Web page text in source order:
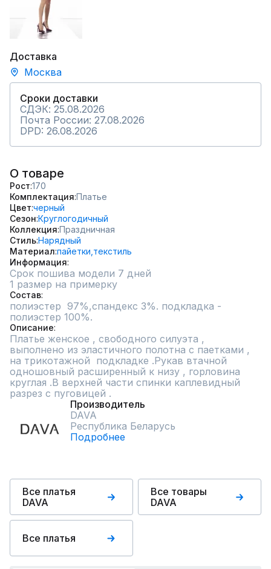
Доставка
Москва
Сроки доставки
СДЭК: 25.08.2026
Почта России: 27.08.2026
DPD: 26.08.2026
О товаре
Рост 170
Комплектация Платье
Цвет черный
Сезон Круглогодичный
Коллекция Праздничная
СтильНарядный
Материал пайетки, текстиль
Информация
Срок пошива модели 7 дней
1 размер на примерку
Состав
полиэстер  97%,спандекс 3%. подкладка -
полиэстер 100%.
Описание
Платье женское , свободного силуэта ,
выполнено из эластичного полотна с паетками ,
на трикотажной  подкладке .Рукав втачной
одношовный расширенный к низу , горловина
круглая .В верхней части спинки каплевидный
разрез с пуговицей .
Производитель
DAVA
Республика Беларусь
Подробнее
Все платья
DAVA
Все товары
DAVA
Все платья